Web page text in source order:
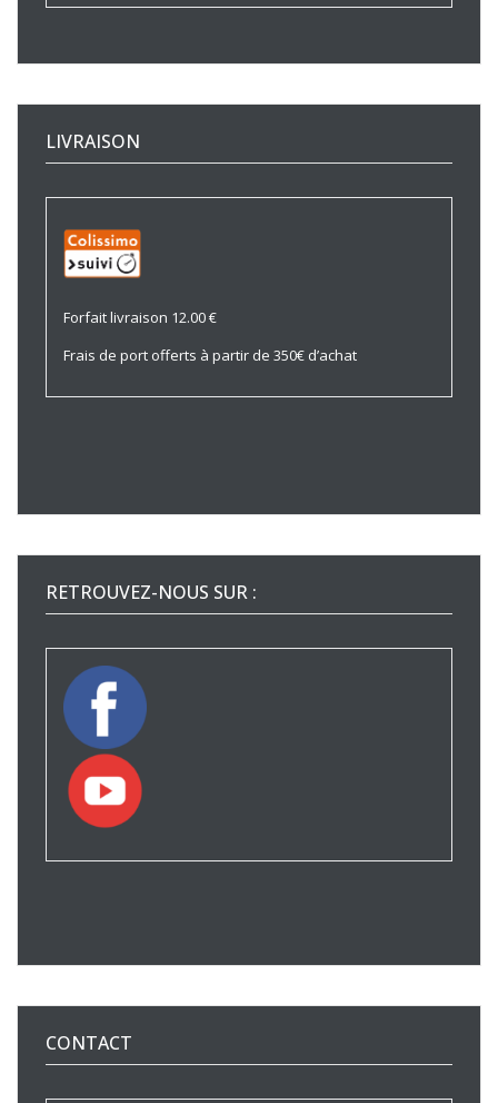
LIVRAISON
Forfait livraison 12.00 €
Frais de port offerts à partir de 350€ d’achat
RETROUVEZ-NOUS SUR :
CONTACT